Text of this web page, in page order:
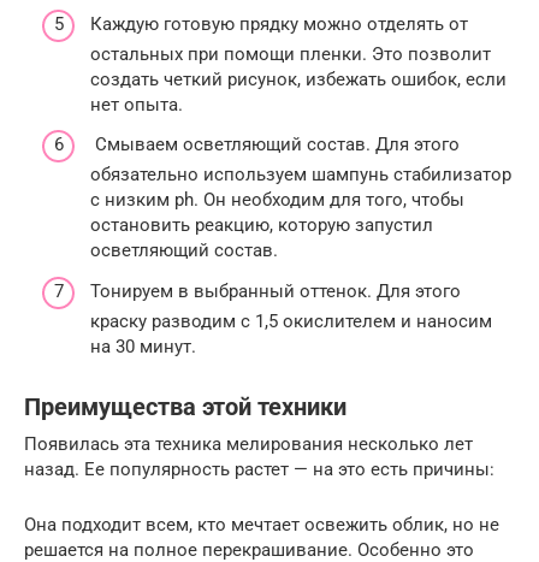
Каждую готовую прядку можно отделять от
остальных при помощи пленки. Это позволит
создать четкий рисунок, избежать ошибок, если
нет опыта.
Смываем осветляющий состав. Для этого
обязательно используем шампунь стабилизатор
с низким ph. Он необходим для того, чтобы
остановить реакцию, которую запустил
осветляющий состав.
Тонируем в выбранный оттенок. Для этого
краску разводим с 1,5 окислителем и наносим
на 30 минут.
Преимущества этой техники
Появилась эта техника мелирования несколько лет
назад. Ее популярность растет — на это есть причины:
Она подходит всем, кто мечтает освежить облик, но не
решается на полное перекрашивание. Особенно это